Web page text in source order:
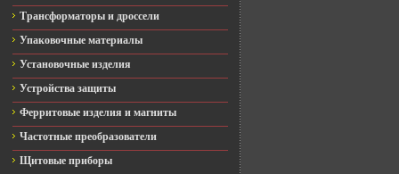
Трансформаторы и дроссели
Упаковочные материалы
Установочные изделия
Устройства защиты
Ферритовые изделия и магниты
Частотные преобразователи
Щитовые приборы